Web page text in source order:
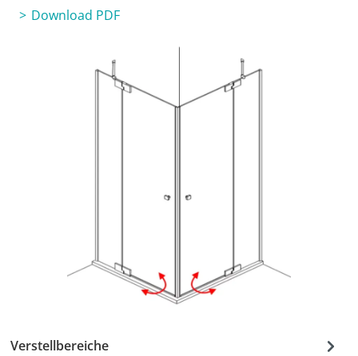
Download PDF
Verstellbereiche